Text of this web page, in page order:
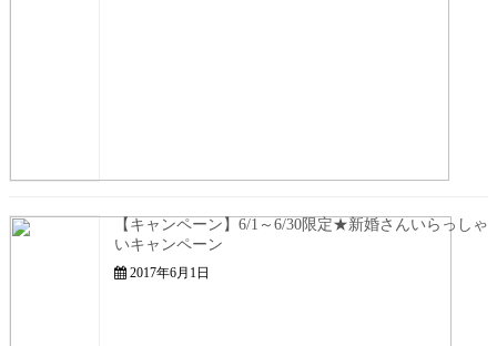
【キャンペーン】6/1～6/30限定★新婚さんいらっしゃ
いキャンペーン
2017年6月1日